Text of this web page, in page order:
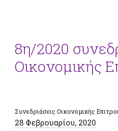
8η/2020
Οικονομικής
Συνεδριάσεις Οικονομικής
28 Φεβρουαρίου, 2020